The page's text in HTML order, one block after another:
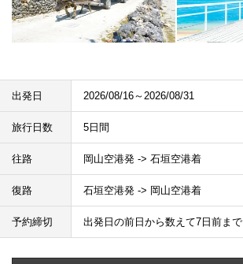
出発日 2026/08/16～2026/08/31
旅行日数 5日間
往路 岡山空港発 -> 石垣空港着
復路 石垣空港発 -> 岡山空港着
予約締切 出発日の前日から数えて7日前まで